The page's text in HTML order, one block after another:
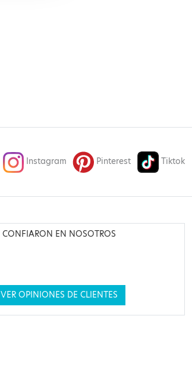
Instagram Pinterest Tiktok
CONFIARON EN NOSOTROS
VER OPINIONES DE CLIENTES